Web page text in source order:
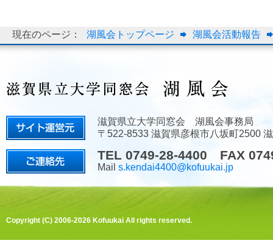
現在のページ： 湖風会トップページ 湖風会活動報告
滋賀県立大学同窓会 湖風会事務局
〒522-8533 滋賀県彦根市八坂町2500
TEL 0749-28-4400 FAX
Mail s.kendai4400@kofuukai.jp
Copyright (C) 2006-2026 Kofuukai All rights reserved.